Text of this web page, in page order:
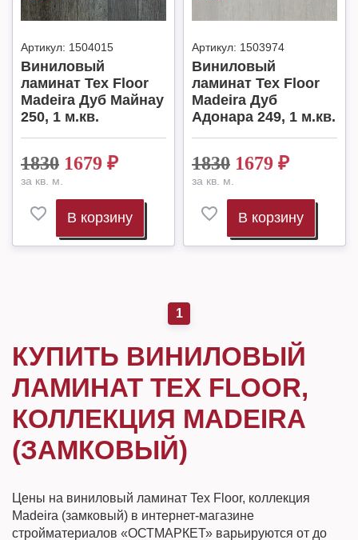
Артикул: 1504015
Виниловый
ламинат Tex Floor
Madeira Дуб Майнау
250, 1 м.кв.
1830 1679 ₽
за кв. м.
В корзину
Артикул: 1503974
Виниловый
ламинат Tex Floor
Madeira Дуб
Адонара 249, 1 м.кв.
1830 1679 ₽
за кв. м.
В корзину
1
КУПИТЬ ВИНИЛОВЫЙ
ЛАМИНАТ TEX FLOOR,
КОЛЛЕКЦИЯ MADEIRA
(ЗАМКОВЫЙ)
Цены на виниловый ламинат Tex Floor, коллекция
Madeira (замковый) в интернет-магазине
стройматериалов «ОСТМАРКЕТ» варьируются от до